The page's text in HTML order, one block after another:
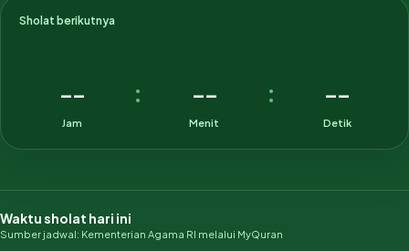
Sholat berikutnya
--
Jam
: --
Menit
: --
Detik
Waktu sholat hari ini
Sumber jadwal: Kementerian Agama RI melalui MyQuran